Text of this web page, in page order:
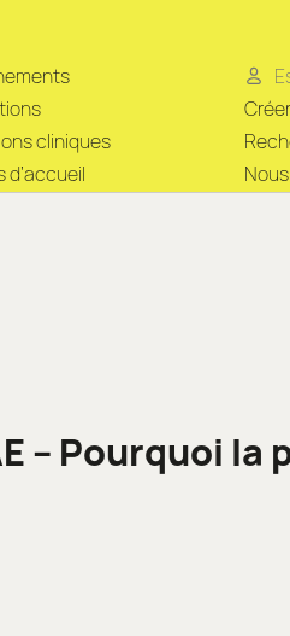
cliniques
d’accueil
– Pourquoi la